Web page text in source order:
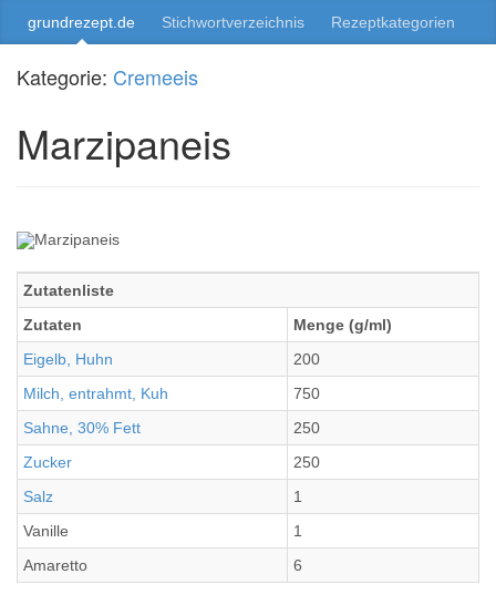
grundrezept.de Stichwortverzeichnis Rezeptkategorien
Kategorie: Cremeeis
Marzipaneis
Zutatenliste
Zutaten
Menge (g/ml)
Eigelb, Huhn
200
Milch, entrahmt, Kuh
750
Sahne, 30% Fett
250
Zucker
250
Salz
1
Vanille
1
Amaretto
6